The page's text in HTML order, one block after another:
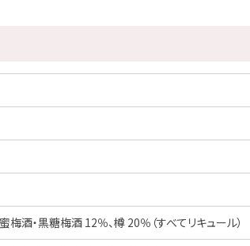
酒・黒糖梅酒 12％、樽 20％（すべてリキュール）